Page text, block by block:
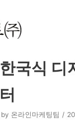
한국식 디
터
by 온라인마케팅팀